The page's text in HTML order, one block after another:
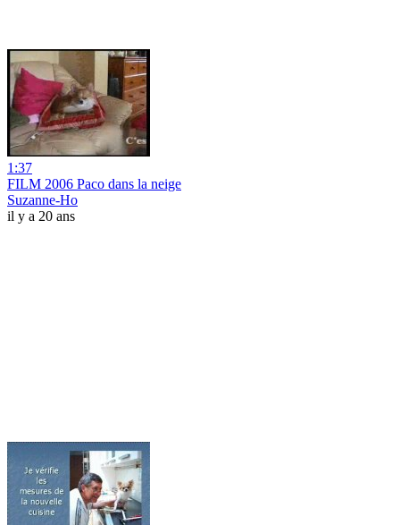
1:37
FILM 2006 Paco dans la neige
Suzanne-Ho
il y a 20 ans